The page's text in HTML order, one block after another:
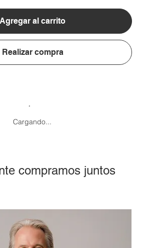
Agregar al carrito
Realizar compra
Cargando...
compramos juntos